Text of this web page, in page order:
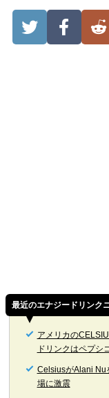
最近のエナジードリンク
アメリカの
ドリンクはペプシ
CelsiusがAlani Nu
場に激震